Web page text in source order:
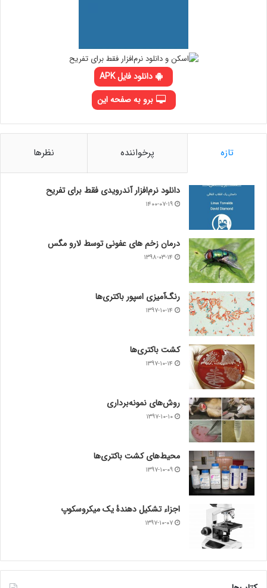
دانلود فایل APK
برو به صفحه این
تازه پرخواننده نظرها
دانلود نرم‌افزار آندرویدی فقط برای تفریح
۱۴۰۰-۰۷-۱۹
درمان زخم های عفونی توسط لارو مگس
۱۳۹۸-۰۳-۱۴
رنگ‌آمیزی اسپور باکتری‌ها
۱۳۹۷-۱۰-۱۴
کشت باکتری‌ها
۱۳۹۷-۱۰-۱۴
روش‌های نمونه‌برداری
۱۳۹۷-۱۰-۱۰
محیط‌های کشت باکتری‌ها
۱۳۹۷-۱۰-۰۹
اجزاء تشکیل دهندۀ یک میکروسکوپ
۱۳۹۷-۱۰-۰۷